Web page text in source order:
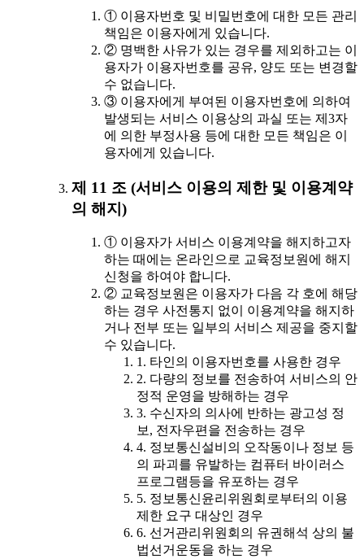
① 이용자번호 및 비밀번호에 대한 모든 관리
책임은 이용자에게 있습니다.
② 명백한 사유가 있는 경우를 제외하고는 이
용자가 이용자번호를 공유, 양도 또는 변경할
수 없습니다.
③ 이용자에게 부여된 이용자번호에 의하여
발생되는 서비스 이용상의 과실 또는 제3자
에 의한 부정사용 등에 대한 모든 책임은 이
용자에게 있습니다.
제 11 조 (서비스 이용의 제한 및 이용계약
의 해지)
① 이용자가 서비스 이용계약을 해지하고자
하는 때에는 온라인으로 교육정보원에 해지
신청을 하여야 합니다.
② 교육정보원은 이용자가 다음 각 호에 해당
하는 경우 사전통지 없이 이용계약을 해지하
거나 전부 또는 일부의 서비스 제공을 중지할
수 있습니다.
1. 타인의 이용자번호를 사용한 경우
2. 다량의 정보를 전송하여 서비스의 안
정적 운영을 방해하는 경우
3. 수신자의 의사에 반하는 광고성 정
보, 전자우편을 전송하는 경우
4. 정보통신설비의 오작동이나 정보 등
의 파괴를 유발하는 컴퓨터 바이러스
프로그램등을 유포하는 경우
5. 정보통신윤리위원회로부터의 이용
제한 요구 대상인 경우
6. 선거관리위원회의 유권해석 상의 불
법선거운동을 하는 경우